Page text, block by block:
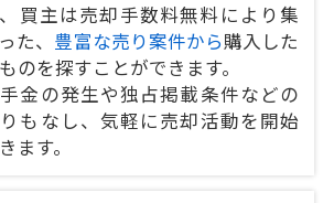
買主は売却手数料無料により集
た、 豊富な売り案件から購入した
のを探すことができます。
金の発生や独占掲載条件などの
もなし、気軽に売却活動を開始
ます。